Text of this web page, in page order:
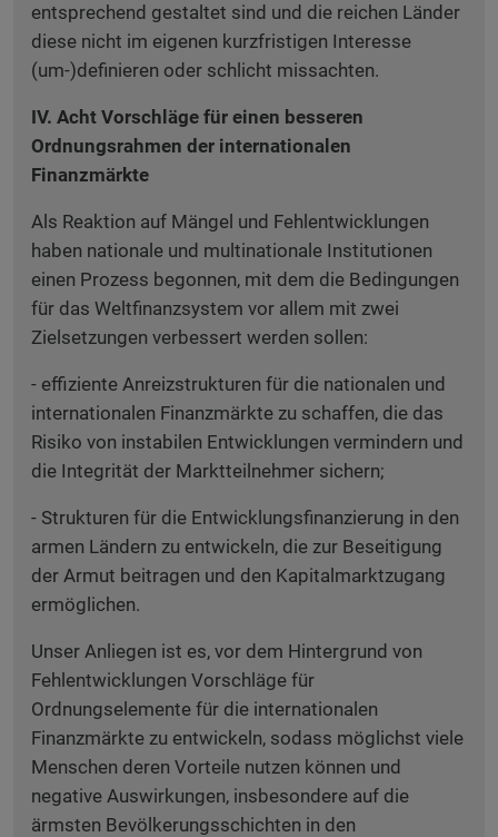
entsprechend gestaltet sind und die reichen Länder
diese nicht im eigenen kurzfristigen Interesse
(um-)definieren oder schlicht missachten.
IV. Acht Vorschläge für einen besseren
Ordnungsrahmen der internationalen
Finanzmärkte
Als Reaktion auf Mängel und Fehlentwicklungen
haben nationale und multinationale Institutionen
einen Prozess begonnen, mit dem die Bedingungen
für das Weltfinanzsystem vor allem mit zwei
Zielsetzungen verbessert werden sollen:
- effiziente Anreizstrukturen für die nationalen und
internationalen Finanzmärkte zu schaffen, die das
Risiko von instabilen Entwicklungen vermindern und
die Integrität der Marktteilnehmer sichern;
- Strukturen für die Entwicklungsfinanzierung in den
armen Ländern zu entwickeln, die zur Beseitigung
der Armut beitragen und den Kapitalmarktzugang
ermöglichen.
Unser Anliegen ist es, vor dem Hintergrund von
Fehlentwicklungen Vorschläge für
Ordnungselemente für die internationalen
Finanzmärkte zu entwickeln, sodass möglichst viele
Menschen deren Vorteile nutzen können und
negative Auswirkungen, insbesondere auf die
ärmsten Bevölkerungsschichten in den